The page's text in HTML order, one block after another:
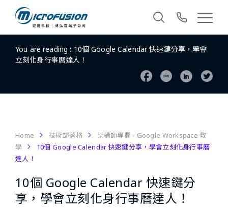
You are reading : 10個 Google Calendar 快速鍵分享，學會
立刻化身行事曆達人！
Home 技術部落格
架構師專欄 - Google Workspace 教
學
10個 Google Calendar 快速鍵分享，學會立刻化身行事曆
達人！
10個 Google Calendar 快速鍵分
享，學會立刻化身行事曆達人！